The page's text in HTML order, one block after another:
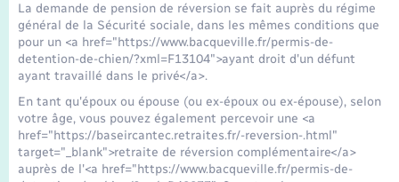
Sécurité - Prévention
Seniors
Transports
La demande de pension de réversion se fait auprès du régime
général de la Sécurité sociale, dans les mêmes conditions que
pour un <a href="https://www.bacqueville.fr/permis-de-
detention-de-chien/?xml=F13104">ayant droit d'un défunt
ayant travaillé dans le privé</a>.
En tant qu'époux ou épouse (ou ex-époux ou ex-épouse), selon
votre âge, vous pouvez également percevoir une <a
href="https://baseircantec.retraites.fr/-reversion-.html"
target="_blank">retraite de réversion complémentaire</a>
auprès de l'<a href="https://www.bacqueville.fr/permis-de-